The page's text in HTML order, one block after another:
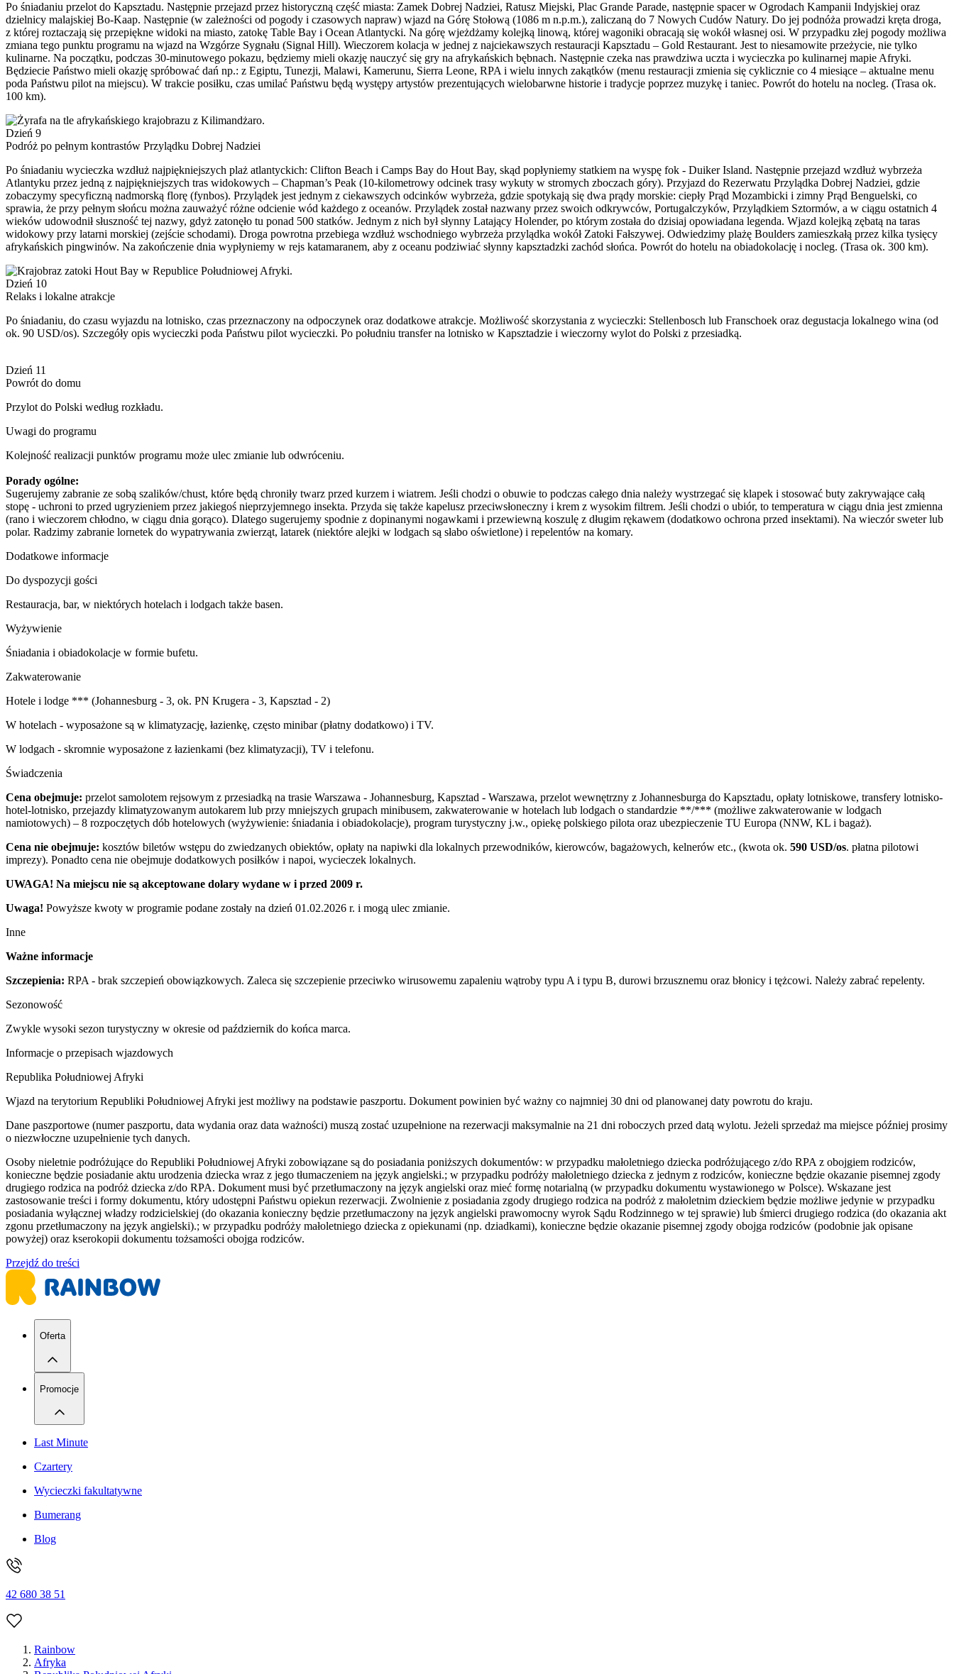
Po śniadaniu przelot do Kapsztadu. Następnie przejazd przez historyczną część miasta: Zamek Dobrej Nadziei, Ratusz Miejski, Plac Grande Parade, następnie spacer w Ogrodach Kampanii Indyjskiej oraz
dzielnicy malajskiej Bo-Kaap. Następnie (w zależności od pogody i czasowych napraw) wjazd na Górę Stołową (1086 m n.p.m.), zaliczaną do 7 Nowych Cudów Natury. Do jej podnóża prowadzi kręta droga,
z której roztaczają się przepiękne widoki na miasto, zatokę Table Bay i Ocean Atlantycki. Na górę wjeżdżamy kolejką linową, której wagoniki obracają się wokół własnej osi. W przypadku złej pogody możliwa
zmiana tego punktu programu na wjazd na Wzgórze Sygnału (Signal Hill). Wieczorem kolacja w jednej z najciekawszych restauracji Kapsztadu – Gold Restaurant. Jest to niesamowite przeżycie, nie tylko
kulinarne. Na początku, podczas 30-minutowego pokazu, będziemy mieli okazję nauczyć się gry na afrykańskich bębnach. Następnie czeka nas prawdziwa uczta i wycieczka po kulinarnej mapie Afryki.
Będziecie Państwo mieli okazję spróbować dań np.: z Egiptu, Tunezji, Malawi, Kamerunu, Sierra Leone, RPA i wielu innych zakątków (menu restauracji zmienia się cyklicznie co 4 miesiące – aktualne menu
poda Państwu pilot na miejscu). W trakcie posiłku, czas umilać Państwu będą występy artystów prezentujących wielobarwne historie i tradycje poprzez muzykę i taniec. Powrót do hotelu na nocleg. (Trasa ok.
100 km).
Dzień 9
Podróż po pełnym kontrastów Przylądku Dobrej Nadziei
Po śniadaniu wycieczka wzdłuż najpiękniejszych plaż atlantyckich: Clifton Beach i Camps Bay do Hout Bay, skąd popłyniemy statkiem na wyspę fok - Duiker Island. Następnie przejazd wzdłuż wybrzeża
Atlantyku przez jedną z najpiękniejszych tras widokowych – Chapman’s Peak (10-kilometrowy odcinek trasy wykuty w stromych zboczach góry). Przyjazd do Rezerwatu Przylądka Dobrej Nadziei, gdzie
zobaczymy specyficzną nadmorską florę (fynbos). Przylądek jest jednym z ciekawszych odcinków wybrzeża, gdzie spotykają się dwa prądy morskie: ciepły Prąd Mozambicki i zimny Prąd Benguelski, co
sprawia, że przy pełnym słońcu można zauważyć różne odcienie wód każdego z oceanów. Przylądek został nazwany przez swoich odkrywców, Portugalczyków, Przylądkiem Sztormów, a w ciągu ostatnich 4
wieków udowodnił słuszność tej nazwy, gdyż zatonęło tu ponad 500 statków. Jednym z nich był słynny Latający Holender, po którym została do dzisiaj opowiadana legenda. Wjazd kolejką zębatą na taras
widokowy przy latarni morskiej (zejście schodami). Droga powrotna przebiega wzdłuż wschodniego wybrzeża przylądka wokół Zatoki Fałszywej. Odwiedzimy plażę Boulders zamieszkałą przez kilka tysięcy
afrykańskich pingwinów. Na zakończenie dnia wypłyniemy w rejs katamaranem, aby z oceanu podziwiać słynny kapsztadzki zachód słońca. Powrót do hotelu na obiadokolację i nocleg. (Trasa ok. 300 km).
Dzień 10
Relaks i lokalne atrakcje
Po śniadaniu, do czasu wyjazdu na lotnisko, czas przeznaczony na odpoczynek oraz dodatkowe atrakcje. Możliwość skorzystania z wycieczki: Stellenbosch lub Franschoek oraz degustacja lokalnego wina (od
ok. 90 USD/os). Szczegóły opis wycieczki poda Państwu pilot wycieczki. Po południu transfer na lotnisko w Kapsztadzie i wieczorny wylot do Polski z przesiadką.
Dzień 11
Powrót do domu
Przylot do Polski według rozkładu.
Uwagi do programu
Kolejność realizacji punktów programu może ulec zmianie lub odwróceniu.
Porady ogólne:
Sugerujemy zabranie ze sobą szalików/chust, które będą chroniły twarz przed kurzem i wiatrem. Jeśli chodzi o obuwie to podczas całego dnia należy wystrzegać się klapek i stosować buty zakrywające całą
stopę - uchroni to przed ugryzieniem przez jakiegoś nieprzyjemnego insekta. Przyda się także kapelusz przeciwsłoneczny i krem z wysokim filtrem. Jeśli chodzi o ubiór, to temperatura w ciągu dnia jest zmienna
(rano i wieczorem chłodno, w ciągu dnia gorąco). Dlatego sugerujemy spodnie z dopinanymi nogawkami i przewiewną koszulę z długim rękawem (dodatkowo ochrona przed insektami). Na wieczór sweter lub
polar. Radzimy zabranie lornetek do wypatrywania zwierząt, latarek (niektóre alejki w lodgach są słabo oświetlone) i repelentów na komary.
Dodatkowe informacje
Do dyspozycji gości
Restauracja, bar, w niektórych hotelach i lodgach także basen.
Wyżywienie
Śniadania i obiadokolacje w formie bufetu.
Zakwaterowanie
Hotele i lodge *** (Johannesburg - 3, ok. PN Krugera - 3, Kapsztad - 2)
W hotelach - wyposażone są w klimatyzację, łazienkę, często minibar (płatny dodatkowo) i TV.
W lodgach - skromnie wyposażone z łazienkami (bez klimatyzacji), TV i telefonu.
Świadczenia
Cena obejmuje: przelot samolotem rejsowym z przesiadką na trasie Warszawa - Johannesburg, Kapsztad - Warszawa, przelot wewnętrzny z Johannesburga do Kapsztadu, opłaty lotniskowe, transfery lotnisko-
hotel-lotnisko, przejazdy klimatyzowanym autokarem lub przy mniejszych grupach minibusem, zakwaterowanie w hotelach lub lodgach o standardzie **/*** (możliwe zakwaterowanie w lodgach
namiotowych) – 8 rozpoczętych dób hotelowych (wyżywienie: śniadania i obiadokolacje), program turystyczny j.w., opiekę polskiego pilota oraz ubezpieczenie TU Europa (NNW, KL i bagaż).
Cena nie obejmuje: kosztów biletów wstępu do zwiedzanych obiektów, opłaty na napiwki dla lokalnych przewodników, kierowców, bagażowych, kelnerów etc., (kwota ok. 590 USD/os. płatna pilotowi
imprezy). Ponadto cena nie obejmuje dodatkowych posiłków i napoi, wycieczek lokalnych.
UWAGA! Na miejscu nie są akceptowane dolary wydane w i przed 2009 r.
Uwaga! Powyższe kwoty w programie podane zostały na dzień 01.02.2026 r. i mogą ulec zmianie.
Inne
Ważne informacje
Szczepienia: RPA - brak szczepień obowiązkowych. Zaleca się szczepienie przeciwko wirusowemu zapaleniu wątroby typu A i typu B, durowi brzusznemu oraz błonicy i tężcowi. Należy zabrać repelenty.
Sezonowość
Zwykle wysoki sezon turystyczny w okresie od październik do końca marca.
Informacje o przepisach wjazdowych
Republika Południowej Afryki
Wjazd na terytorium Republiki Południowej Afryki jest możliwy na podstawie paszportu. Dokument powinien być ważny co najmniej 30 dni od planowanej daty powrotu do kraju.
Dane paszportowe (numer paszportu, data wydania oraz data ważności) muszą zostać uzupełnione na rezerwacji maksymalnie na 21 dni roboczych przed datą wylotu. Jeżeli sprzedaż ma miejsce później prosimy
o niezwłoczne uzupełnienie tych danych.
Osoby nieletnie podróżujące do Republiki Południowej Afryki zobowiązane są do posiadania poniższych dokumentów: w przypadku małoletniego dziecka podróżującego z/do RPA z obojgiem rodziców,
konieczne będzie posiadanie aktu urodzenia dziecka wraz z jego tłumaczeniem na język angielski.; w przypadku podróży małoletniego dziecka z jednym z rodziców, konieczne będzie okazanie pisemnej zgody
drugiego rodzica na podróż dziecka z/do RPA. Dokument musi być przetłumaczony na język angielski oraz mieć formę notarialną (w przypadku dokumentu wystawionego w Polsce). Wskazane jest
zastosowanie treści i formy dokumentu, który udostępni Państwu opiekun rezerwacji. Zwolnienie z posiadania zgody drugiego rodzica na podróż z małoletnim dzieckiem będzie możliwe jedynie w przypadku
posiadania wyłącznej władzy rodzicielskiej (do okazania konieczny będzie przetłumaczony na język angielski prawomocny wyrok Sądu Rodzinnego w tej sprawie) lub śmierci drugiego rodzica (do okazania akt
zgonu przetłumaczony na język angielski).; w przypadku podróży małoletniego dziecka z opiekunami (np. dziadkami), konieczne będzie okazanie pisemnej zgody obojga rodziców (podobnie jak opisane
powyżej) oraz kserokopii dokumentu tożsamości obojga rodziców.
Przejdź do treści
Oferta
Promocje
Last Minute
Czartery
Wycieczki fakultatywne
Bumerang
Blog
42 680 38 51
Rainbow
Afryka